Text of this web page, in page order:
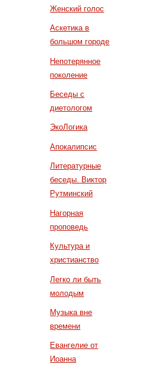
Женский голос
Аскетика в
большом городе
Непотерянное
поколение
Беседы с
диетологом
ЭкоЛогика
Апокалипсис
Литературные
беседы. Виктор
Рутминский
Нагорная
проповедь
Культура и
христианство
Легко ли быть
молодым
Музыка вне
времени
Евангелие от
Иоанна